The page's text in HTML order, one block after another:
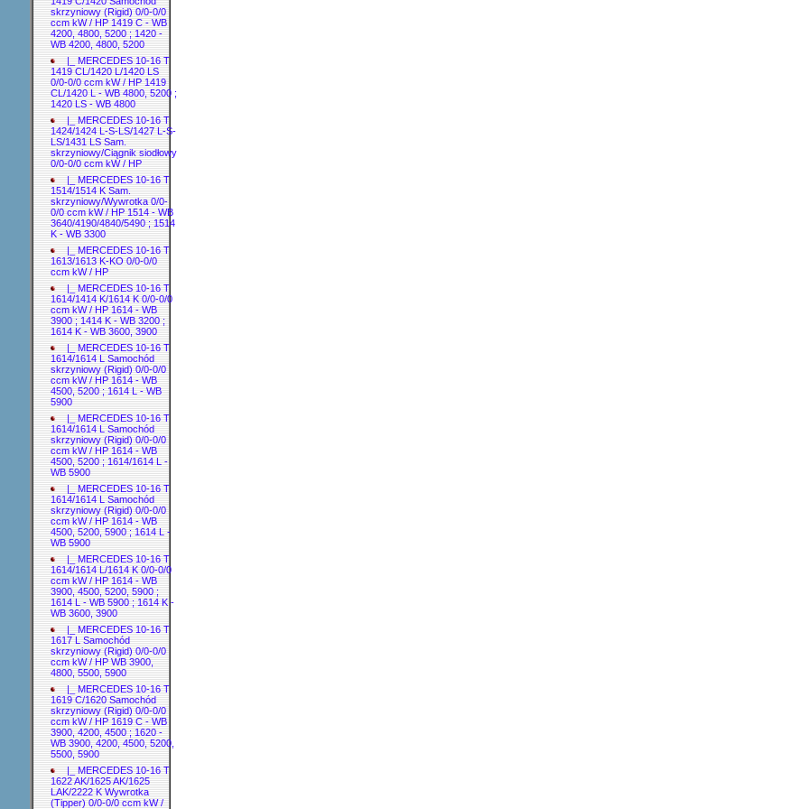
skrzyniowy (Rigid) 0/0-0/0
ccm kW / HP 1419 C - WB
4200, 4800, 5200 ; 1420 -
WB 4200, 4800, 5200
|_ MERCEDES 10-16 T
1419 CL/1420 L/1420 LS
0/0-0/0 ccm kW / HP 1419
CL/1420 L - WB 4800, 5200 ;
1420 LS - WB 4800
|_ MERCEDES 10-16 T
1424/1424 L-S-LS/1427 L-S-
LS/1431 LS Sam.
skrzyniowy/Ciągnik siodłowy
0/0-0/0 ccm kW / HP
|_ MERCEDES 10-16 T
1514/1514 K Sam.
skrzyniowy/Wywrotka 0/0-
0/0 ccm kW / HP 1514 - WB
3640/4190/4840/5490 ; 1514
K - WB 3300
|_ MERCEDES 10-16 T
1613/1613 K-KO 0/0-0/0
ccm kW / HP
|_ MERCEDES 10-16 T
1614/1414 K/1614 K 0/0-0/0
ccm kW / HP 1614 - WB
3900 ; 1414 K - WB 3200 ;
1614 K - WB 3600, 3900
|_ MERCEDES 10-16 T
1614/1614 L Samochód
skrzyniowy (Rigid) 0/0-0/0
ccm kW / HP 1614 - WB
4500, 5200 ; 1614 L - WB
5900
|_ MERCEDES 10-16 T
1614/1614 L Samochód
skrzyniowy (Rigid) 0/0-0/0
ccm kW / HP 1614 - WB
4500, 5200 ; 1614/1614 L -
WB 5900
|_ MERCEDES 10-16 T
1614/1614 L Samochód
skrzyniowy (Rigid) 0/0-0/0
ccm kW / HP 1614 - WB
4500, 5200, 5900 ; 1614 L -
WB 5900
|_ MERCEDES 10-16 T
1614/1614 L/1614 K 0/0-0/0
ccm kW / HP 1614 - WB
3900, 4500, 5200, 5900 ;
1614 L - WB 5900 ; 1614 K -
WB 3600, 3900
|_ MERCEDES 10-16 T
1617 L Samochód
skrzyniowy (Rigid) 0/0-0/0
ccm kW / HP WB 3900,
4800, 5500, 5900
|_ MERCEDES 10-16 T
1619 C/1620 Samochód
skrzyniowy (Rigid) 0/0-0/0
ccm kW / HP 1619 C - WB
3900, 4200, 4500 ; 1620 -
WB 3900, 4200, 4500, 5200,
5500, 5900
|_ MERCEDES 10-16 T
1622 AK/1625 AK/1625
LAK/2222 K Wywrotka
(Tipper) 0/0-0/0 ccm kW /